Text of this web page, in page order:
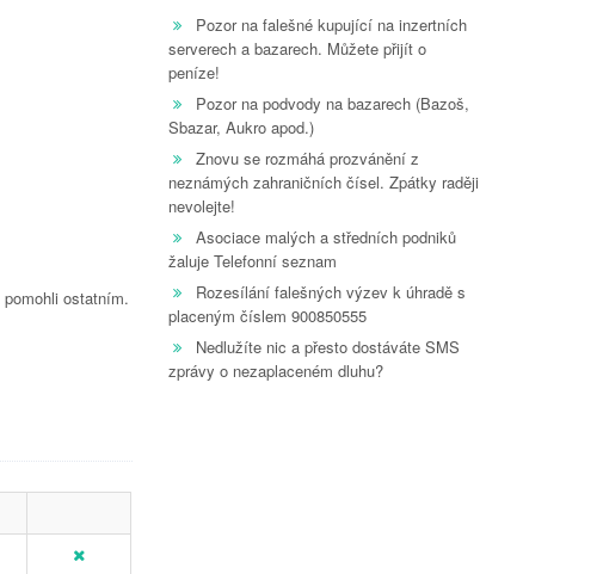
ostatním.
Pozor na falešné kupující na inzertních
serverech a bazarech. Můžete přijít o
peníze!
Pozor na podvody na bazarech (Bazoš,
Sbazar, Aukro apod.)
Znovu se rozmáhá prozvánění z
neznámých zahraničních čísel. Zpátky raději
nevolejte!
Asociace malých a středních podniků
žaluje Telefonní seznam
Rozesílání falešných výzev k úhradě s
placeným číslem 900850555
Nedlužíte nic a přesto dostáváte SMS
zprávy o nezaplaceném dluhu?